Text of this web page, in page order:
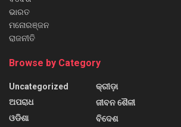
ଭାରତ
ମନୋରଞ୍ଜନ
ରାଜନୀତି
Browse by Category
Uncategorized
ଅପରାଧ
ଓଡିଶା
କ୍ରୀଡ଼ା
ଜୀବନ ଶୈଳୀ
ବିଦେଶ